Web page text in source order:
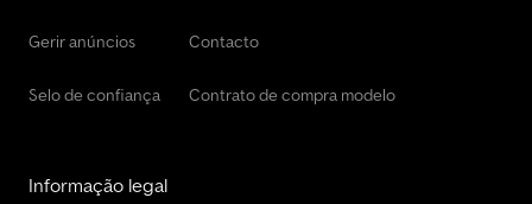
Gerir anúncios
Selo de confiança
Contacto
Contrato de compra modelo
Informação legal